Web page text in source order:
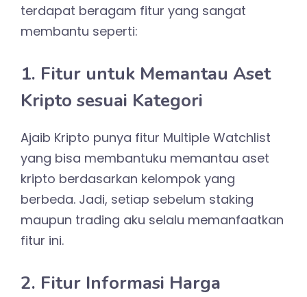
terdapat beragam fitur yang sangat
membantu seperti:
1. Fitur untuk Memantau Aset
Kripto sesuai Kategori
Ajaib Kripto punya fitur Multiple Watchlist
yang bisa membantuku memantau aset
kripto berdasarkan kelompok yang
berbeda. Jadi, setiap sebelum staking
maupun trading aku selalu memanfaatkan
fitur ini.
2. Fitur Informasi Harga